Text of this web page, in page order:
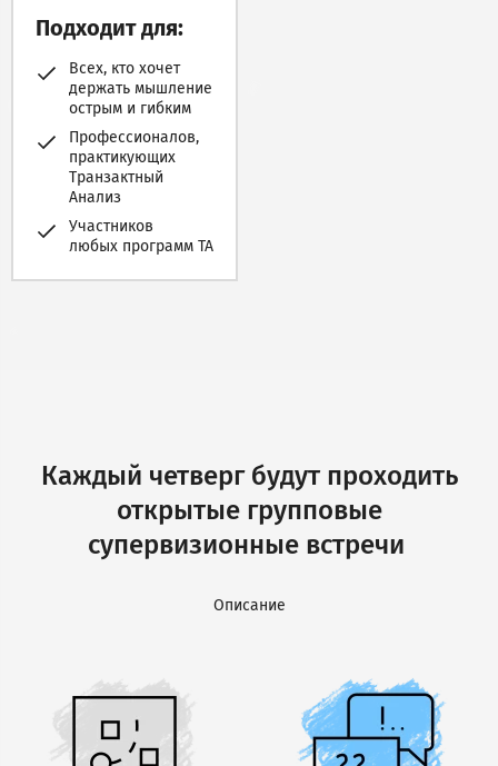
Подходит для:
Всех, кто хочет
держать мышление
острым и гибким
Профессионалов,
практикующих
Транзактный
Анализ
Участников
любых программ ТА
Каждый четверг будут проходить
открытые групповые
супервизионные встречи
Описание